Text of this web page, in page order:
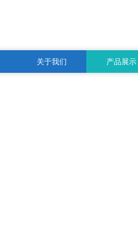
关于我们 产品展示